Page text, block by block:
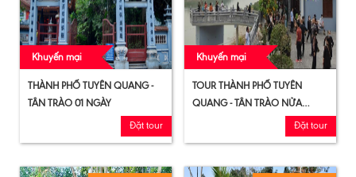
Khuyến mại
THÀNH PHỐ TUYÊN QUANG -
TÂN TRÀO 01 NGÀY
Đặt tour
Khuyến mại
TOUR THÀNH PHỐ TUYÊN
QUANG - TÂN TRÀO NỬA
Đặt tour